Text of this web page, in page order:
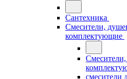
Сантехника
Смесители,
комплектующие
смесители